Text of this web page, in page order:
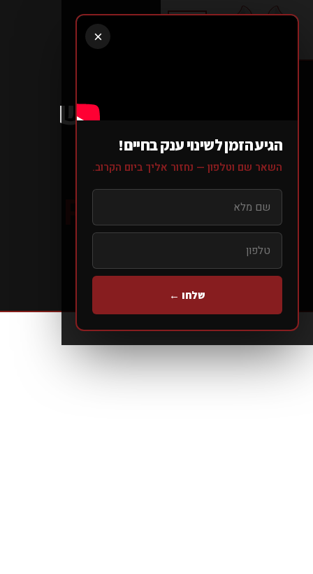
זה היה מתבקש
🧜🏼‍♀️....
IT WAS
REQUESTED
🧜🏼‍♀️....
עמוד הבית>בלוג>
>זה היה מתבקש 🧜🏼‍♀️....
×
הגיע הזמן לשינוי ענק בחיים!
השאר שם וטלפון — נחזור אליך ביום הקרוב.
שלחו ←